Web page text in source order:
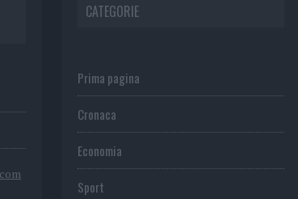
CATEGORIE
Prima pagina
Cronaca
Economia
Sport